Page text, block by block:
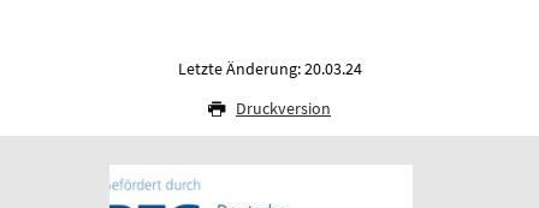
Letzte Änderung: 20.03.24
Druckversion